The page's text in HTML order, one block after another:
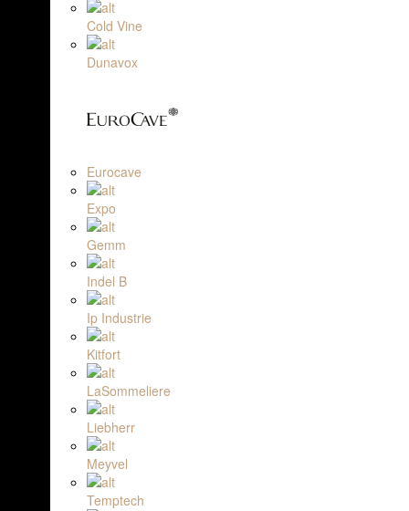
Cold Vine
Dunavox
Eurocave
Expo
Gemm
Indel B
Ip Industrie
Kitfort
LaSommeliere
Liebherr
Meyvel
Temptech